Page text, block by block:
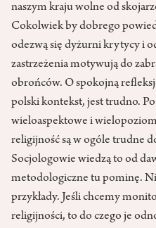
naszym kraju wolne od
Cokolwiek by dobrego
odezwą się dyżurni krytycy i
zastrzeżenia motywują do
obrońców. O spokojną
polski kontekst, jest trudno. Po
wieloaspektowe i
religijność są w ogóle trudne
Socjologowie wiedzą to od
metodologiczne tu pominę.
przykłady. Jeśli chcemy
religijności, to do czego je